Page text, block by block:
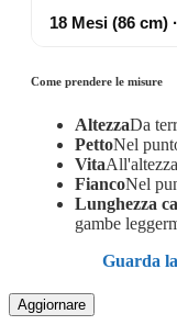
18 Mesi (86 cm)
Come prendere le misure
AltezzaDa
PettoNel
Vita
FiancoNel
Lunghezza
gambe
Guarda